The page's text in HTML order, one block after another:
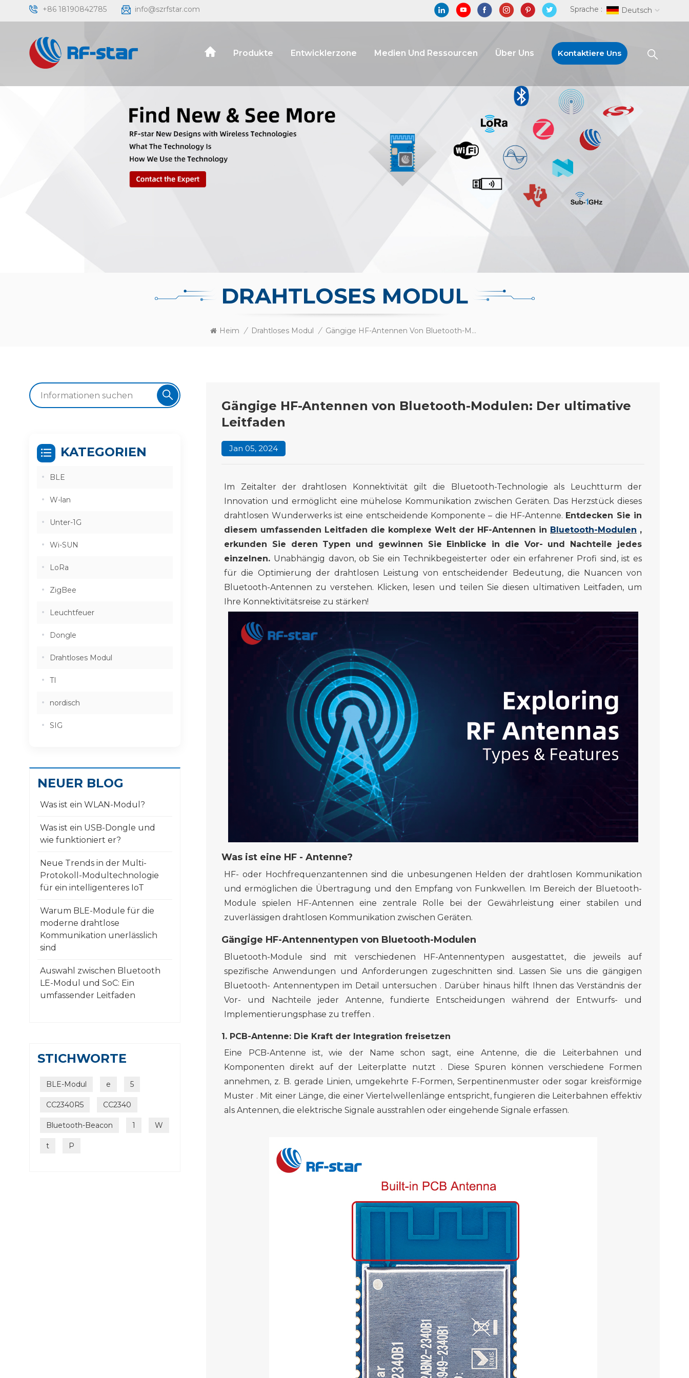
+86 18190842785 info@szrfstar.com Sprache : Deutsch
Produkte Entwicklerzone Medien Und Ressourcen Über Uns Kontaktiere Uns
DRAHTLOSES MODUL
Heim / Drahtloses Modul / Gängige HF-Antennen Von Bluetooth-Modulen: Der Ultimative Leitfaden
Gängige HF-Antennen von Bluetooth-Modulen: Der ultimative
Leitfaden
Jan 05, 2024
Im Zeitalterderdrahtlosen Konnektivität gilt die Bluetooth-Technologie als Leuchtturm der
Innovation und ermöglicht eine mühelose Kommunikation zwischen Geräten. Das Herzstück dieses
drahtlosen Wunderwerks ist eine entscheidende Komponente – die HF-Antenne. Entdecken Sie in
diesem umfassenden Leitfaden die komplexe Welt der HF-Antennen in Bluetooth-Modulen ,
erkunden Sie deren Typen und gewinnen Sie Einblicke in die Vor- und Nachteile jedes
einzelnen. Unabhängig davon, ob Sie ein Technikbegeisterter oder ein erfahrener Profi sind, ist es
für die Optimierung der drahtlosen Leistung von entscheidender Bedeutung, die Nuancen von
Bluetooth-Antennen zu verstehen. Klicken, lesen und teilen Sie diesen ultimativen Leitfaden, um
Ihre Konnektivitätsreise zu stärken!
Was ist eine HF -Antenne?
HF- oder Hochfrequenzantennen sind die unbesungenen Helden der drahtlosen Kommunikation
und ermöglichen die Übertragung und den Empfang von Funkwellen. Im Bereich der Bluetooth-
Module spielen HF-Antennen eine zentrale Rolle bei der Gewährleistung einer stabilen und
zuverlässigen drahtlosen Kommunikation zwischen Geräten.
Gängige HF-Antennentypenvon Bluetooth-Modulen
Bluetooth-Module sind mit verschiedenen HF-Antennentypen ausgestattet, die jeweils auf
spezifische Anwendungen und Anforderungen zugeschnitten sind. Lassen Sie uns die gängigen
Bluetooth- Antennentypen im Detail untersuchen . Darüber hinaus hilft Ihnendas Verständnis der
Vor- und Nachteile jeder Antenne,fundierte Entscheidungen während der Entwurfs- und
Implementierungsphase zu treffen .
1. PCB-Antenne: Die Kraft der Integration freisetzen
Eine PCB-Antenne ist, wie der Name schon sagt, eine Antenne, die die Leiterbahnen und
Komponenten direkt auf der Leiterplatte nutzt .
Diese Spuren können verschiedene Formen
annehmen, z. B. gerade Linien, umgekehrte F-Formen, Serpentinenmusteroder sogar kreisförmige
Muster . Mit einer Länge, die einer Viertelwellenlänge entspricht, fungieren die Leiterbahnen effektiv
als Antennen, die elektrische Signale ausstrahlen oder eingehende Signale erfassen.
KATEGORIEN
BLE
W-lan
Unter-1G
Wi-SUN
LoRa
ZigBee
Leuchtfeuer
Dongle
Drahtloses Modul
TI
nordisch
SIG
NEUER BLOG
Was ist ein WLAN-Modul?
Was ist ein USB-Dongle und
wie funktioniert er?
Neue Trends in der Multi-
Protokoll-Modultechnologie
für ein intelligenteres IoT
Warum BLE-Module für die
moderne drahtlose
Kommunikation unerlässlich
sind
Auswahl zwischen Bluetooth
LE-Modul und SoC: Ein
umfassender Leitfaden
STICHWORTE
BLE-Modul e 5
CC2340R5 CC2340
Bluetooth-Beacon 1 W
t P